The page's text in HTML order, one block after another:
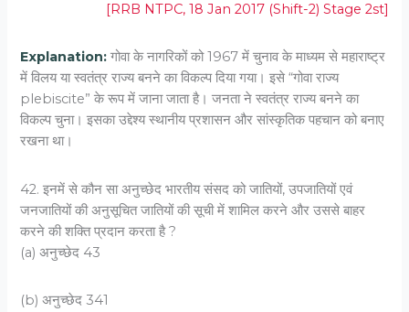
[RRB NTPC, 18 Jan 2017 (Shift-2) Stage 2st]
Explanation: गोवा के नागरिकों को 1967 में चुनाव के माध्यम से महाराष्ट्र
में विलय या स्वतंत्र राज्य बनने का विकल्प दिया गया। इसे “गोवा राज्य
plebiscite” के रूप में जाना जाता है। जनता ने स्वतंत्र राज्य बनने का
विकल्प चुना। इसका उद्देश्य स्थानीय प्रशासन और सांस्कृतिक पहचान को बनाए
रखना था।
42. इनमें से कौन सा अनुच्छेद भारतीय संसद को जातियों, उपजातियों एवं
जनजातियों की अनुसूचित जातियों की सूची में शामिल करने और उससे बाहर
करने की शक्ति प्रदान करता है ?
(a) अनुच्छेद 43
(b) अनुच्छेद 341